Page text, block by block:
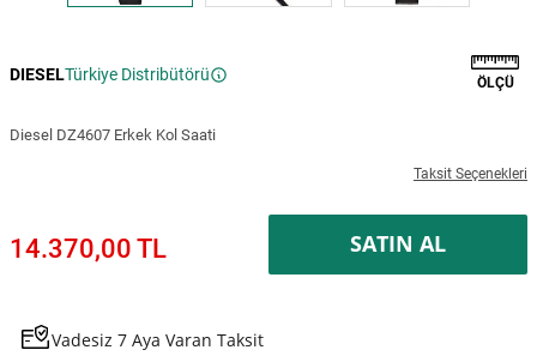
DIESELTürkiye Distribütörü ÖLÇÜ
Diesel DZ4607 Erkek Kol Saati
Taksit Seçenekleri
14.370,00 TL SATIN AL
Vadesiz 7 Aya Varan Taksit